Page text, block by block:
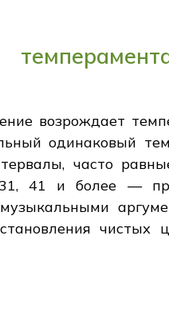
возрождает
одинаковый
часто
41 и более —